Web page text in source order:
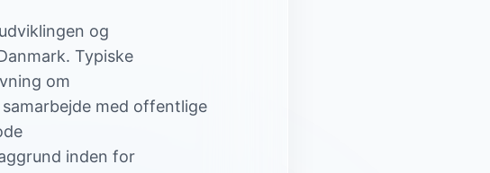
og
Typiske
om
med offentlige
inden for